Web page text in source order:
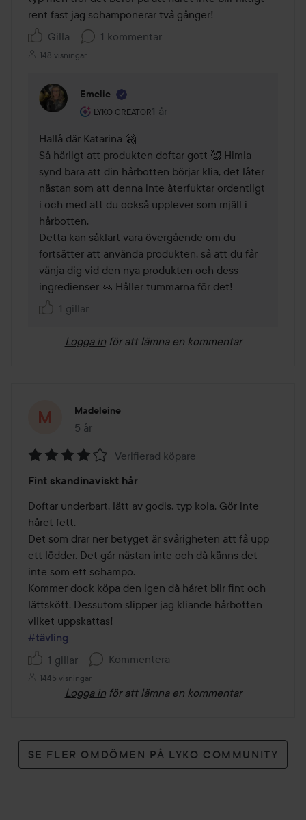
rent fast jag schamponerar två gånger!
Gilla
1 kommentar
148 visningar
Emelie
LYKO CREATOR
Användarens roll: Lyko Creator.
1 år
Kommentaren lades 1 år
Hallå där Katarina 🤗
Så härligt att produkten doftar gott 🥰 Himla
synd bara att din hårbotten börjar klia, det låter
nästan som att denna inte återfuktar ordentligt
i och med att du också upplever som mjäll i
hårbotten.
Detta kan såklart vara övergående om du
fortsätter att använda produkten, så att du får
vänja dig vid den nya produkten och dess
ingredienser 🙏 Håller tummarna för det!
1 gillar
Logga in för att lämna en kommentar
Madeleine
5 år
Inlägget skapades 5 år
4
av
5
Verifierad köpare
Fint skandinaviskt hår
Doftar underbart, lätt av godis, typ kola. Gör inte
håret fett.
Det som drar ner betyget är svårigheten att få upp
ett lödder. Det går nästan inte och då känns det
inte som ett schampo.
Kommer dock köpa den igen då håret blir fint och
lättskött. Dessutom slipper jag kliande hårbotten
#tävling
1 gillar
Kommentera
1445 visningar
Logga in för att lämna en kommentar
SE FLER OMDÖMEN PÅ LYKO COMMUNITY